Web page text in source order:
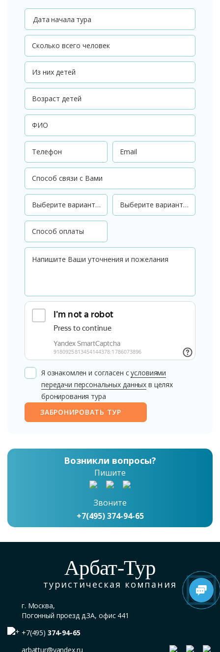
Дата начала тура
Я ознакомлен и согласен сусловиями
передачи персональных данных в целях
бронирования тура
ЗАБРОНИРОВАТЬ ТУР
Возникли вопросы?
Пишите
Звоните
+7(495) 374-94-65
Арбат-Тур
туристическая компания
г. Москва,
Погонный проезд д.3А, офис 441
+7(495) 374-94-65
arbattur@yandex.ru